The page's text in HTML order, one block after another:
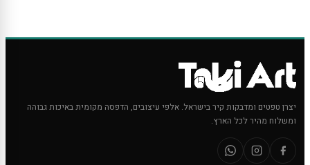
יצרן טפטים ומדבקות קיר בישראל. אלפי עיצובים, הדפסה מקומית באיכות גבוהה
ומשלוח מהיר לכל הארץ.